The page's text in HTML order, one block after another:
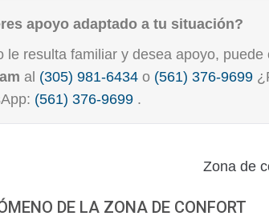
apoyo adaptado a tu situación?
le resulta familiar y desea apoyo, puede
al (305) 981-6434 o (561) 376-9699
(561) 376-9699 .
DE LA ZONA DE CONFORT